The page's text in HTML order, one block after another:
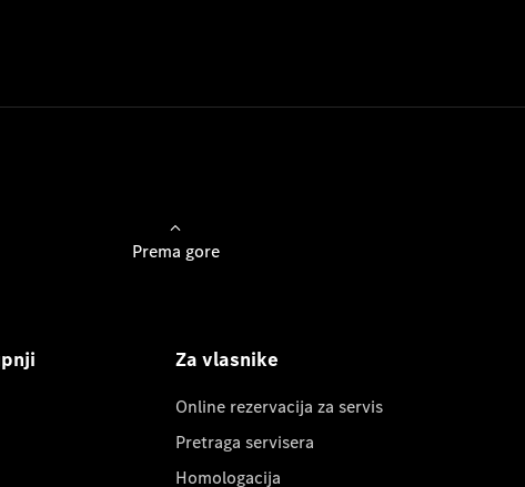
Prema gore
Za vlasnike
Online rezervacija za servis
Pretraga servisera
Homologacija